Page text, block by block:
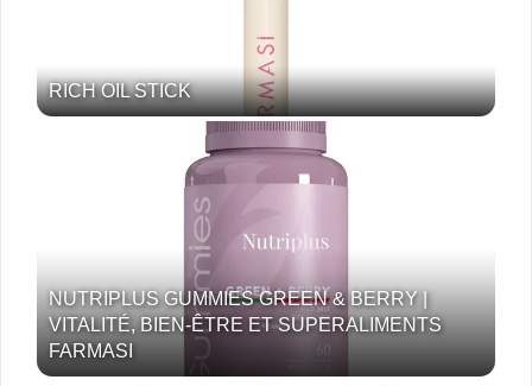
RICH OIL STICK
NUTRIPLUS GUMMIES GREEN & BERRY |
VITALITÉ, BIEN-ÊTRE ET SUPERALIMENTS
FARMASI